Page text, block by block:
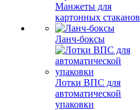
Манжеты для
картонных стаканов
Ланч-боксы
Лотки ВПС для
автоматической
упаковки